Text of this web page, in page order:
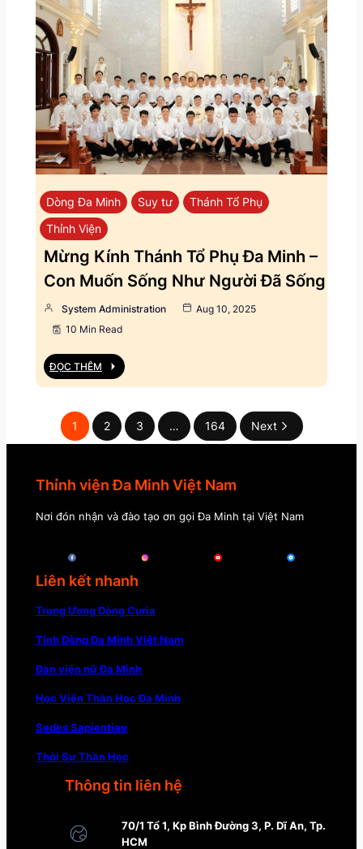
Dòng Đa Minh Suy tư
Thánh Tổ Phụ
Thỉnh Viện
Mừng Kính Thánh Tổ Phụ Đa Minh –
Con Muốn Sống Như Người Đã Sống
System Administration
Aug 10, 2025
10 Min Read
ĐỌC THÊM
1 2 3 … 164 Next
Thỉnh viện Đa Minh Việt Nam
Nơi đón nhận và đào tạo ơn gọi Đa Minh tại Việt Nam
Liên kết nhanh
Trung Ương Dòng Curia
Tỉnh Dòng Đa Minh Việt Nam
Đan viện nữ Đa Minh
Học Viện Thần Học Đa Minh
Sedes Sapientiae
Thời Sự Thần Học
Thông tin liên hệ
70/1 Tổ 1, Kp Bình Đường 3, P. Dĩ An, Tp.
HCM